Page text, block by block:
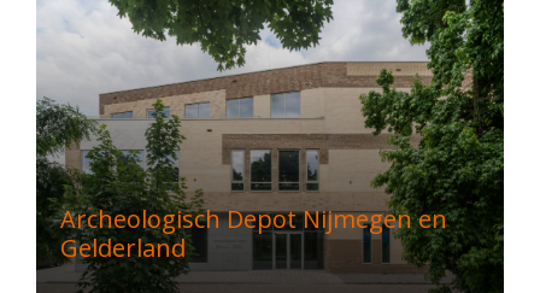
Archeologisch Depot Nijmegen en
Gelderland